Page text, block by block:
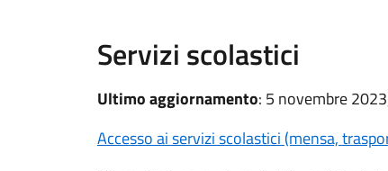
Servizi scolastici
Ultimo aggiornamento: 5 novembre
Accesso ai servizi scolastici (mensa,